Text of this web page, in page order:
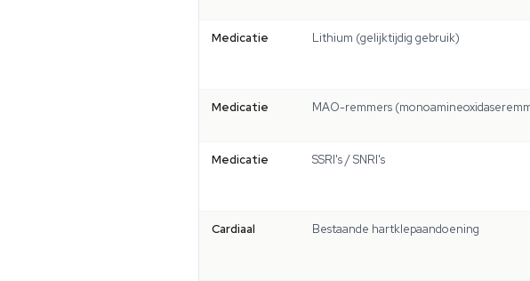
Medicatie Lithium (gelijktijdig gebruik)
Medicatie MAO-remmers
Medicatie SSRI's / SNRI's
Cardiaal Bestaande hartklepaandoening